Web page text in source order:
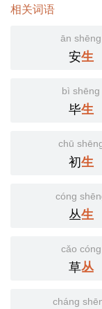
相关词语
ān shēng
安生
bì shēng
毕生
chū
初生
cóng
丛生
cǎo cóng
草丛
cháng